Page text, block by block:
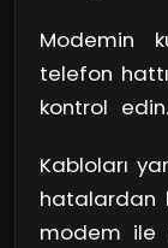
bırakacak
Modemin
telefon
kontrol
sağlam
Kabloları
hatalardan
modem ile